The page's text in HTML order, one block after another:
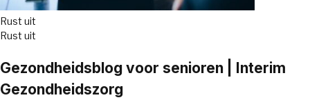
Rust uit
Rust uit
Gezondheidsblog voor senioren | Interim
Gezondheidszorg